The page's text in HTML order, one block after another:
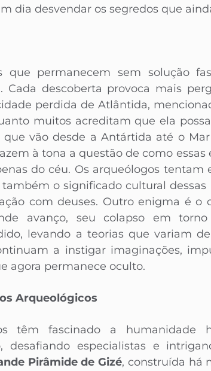
dia desvendar os segredos que
que permanecem sem solução
descoberta provoca mais
perdida de Atlântida,
muitos acreditam que ela
vão desde a Antártida até o
à tona a questão de como
do céu. Os arqueólogos
o significado cultural
com deuses. Outro enigma é o
avanço, seu colapso em
levando a teorias que variam
a instigar imaginações,
agora permanece oculto.
Arqueológicos
têm fascinado a humanidade
desafiando especialistas e
Pirâmide de Gizé, construída há